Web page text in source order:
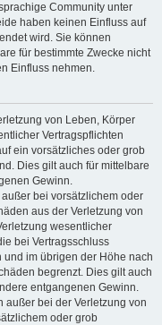
Community unter
haben keinen Einfluss auf
wird. Sie können
für bestimmte Zwecke nicht
Einfluss nehmen.
von Leben, Körper
Vertragspflichten
ein vorsätzliches oder grob
Dies gilt auch für mittelbare
Gewinn.
bei vorsätzlichem oder
aus der Verletzung von
wesentlicher
bei Vertragsschluss
im übrigen der Höhe nach
begrenzt. Dies gilt auch
entgangenen Gewinn.
außer bei der Verletzung von
oder grob